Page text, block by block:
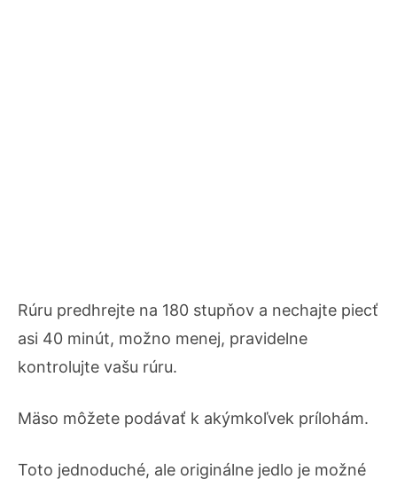
Rúru predhrejte na 180 stupňov a nechajte piecť
asi 40 minút, možno menej, pravidelne
kontrolujte vašu rúru.
Mäso môžete podávať k akýmkoľvek prílohám.
Toto jednoduché, ale originálne jedlo je možné